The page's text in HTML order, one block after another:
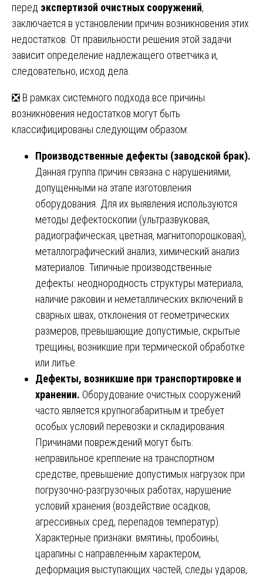
перед экспертизой очистных сооружений,
заключается в установлении причин возникновения этих
недостатков. От правильности решения этой задачи
зависит определение надлежащего ответчика и,
следовательно, исход дела.
❎ В рамках системного подхода все причины
возникновения недостатков могут быть
классифицированы следующим образом:
Производственные дефекты (заводской брак).
Данная группа причин связана с нарушениями,
допущенными на этапе изготовления
оборудования. Для их выявления используются
методы дефектоскопии (ультразвуковая,
радиографическая, цветная, магнитопорошковая),
металлографический анализ, химический анализ
материалов. Типичные производственные
дефекты: неоднородность структуры материала,
наличие раковин и неметаллических включений в
сварных швах, отклонения от геометрических
размеров, превышающие допустимые, скрытые
трещины, возникшие при термической обработке
или литье.
Дефекты, возникшие при транспортировке и
хранении. Оборудование очистных сооружений
часто является крупногабаритным и требует
особых условий перевозки и складирования.
Причинами повреждений могут быть:
неправильное крепление на транспортном
средстве, превышение допустимых нагрузок при
погрузочно-разгрузочных работах, нарушение
условий хранения (воздействие осадков,
агрессивных сред, перепадов температур).
Характерные признаки: вмятины, пробоины,
царапины с направленным характером,
деформация выступающих частей, следы ударов,